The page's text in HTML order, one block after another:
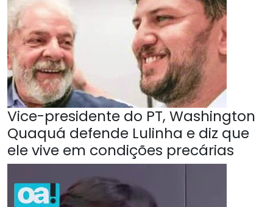
Vice-presidente do PT, Washington
Quaquá defende Lulinha e diz que
ele vive em condições precárias